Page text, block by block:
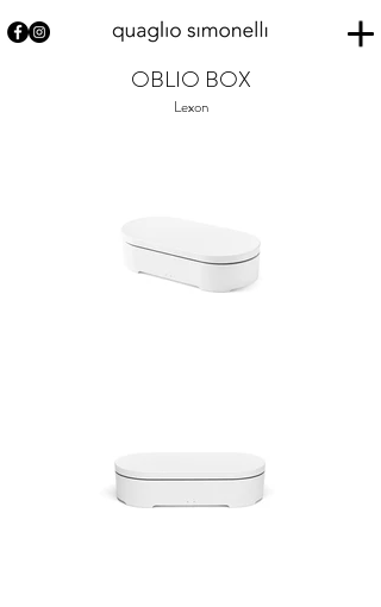
OBLIO BOX
Lexon